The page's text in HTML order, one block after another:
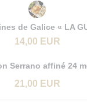
de Galice « LA
14,00 EUR
Serrano affiné 24
21,00 EUR